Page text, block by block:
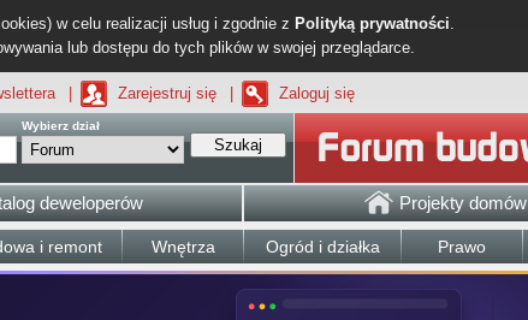
w celu realizacji usług i zgodnie z Polityką prywatności.
lub dostępu do tych plików w swojej przeglądarce.
Zarejestruj się Zaloguj się
Wybierz dział
Szukaj
deweloperów Projekty domów
i remont Wnętrza Ogród i działka Prawo